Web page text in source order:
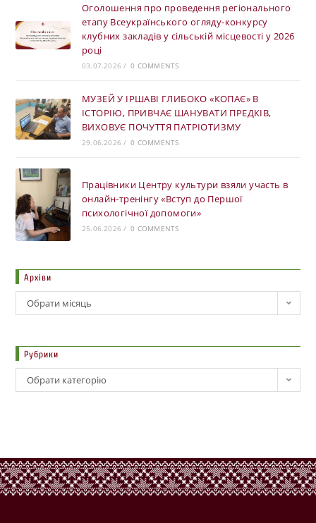
Оголошення про проведення регіонального
етапу Всеукраїнського огляду-конкурсу
клубних закладів у сільській місцевості у 2026
році
03.07.2026 / 0 COMMENTS
МУЗЕЙ У ІРШАВІ ГЛИБОКО «КОПАЄ» В
ІСТОРІЮ, ПРИВЧАЄ ШАНУВАТИ ПРЕДКІВ,
ВИХОВУЄ ПОЧУТТЯ ПАТРІОТИЗМУ
29.06.2026 / 0 COMMENTS
Працівники Центру культури взяли участь в
онлайн-тренінгу «Вступ до Першої
психологічної допомоги»
25.06.2026 / 0 COMMENTS
Архіви
Обрати місяць
Рубрики
Обрати категорію